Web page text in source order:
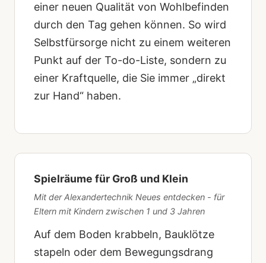
einer neuen Qualität von Wohlbefinden
durch den Tag gehen können. So wird
Selbstfürsorge nicht zu einem weiteren
Punkt auf der To-do-Liste, sondern zu
einer Kraftquelle, die Sie immer „direkt
zur Hand“ haben.
Spielräume für Groß und Klein
Mit der Alexandertechnik Neues entdecken - für
Eltern mit Kindern zwischen 1 und 3 Jahren
Auf dem Boden krabbeln, Bauklötze
stapeln oder dem Bewegungsdrang